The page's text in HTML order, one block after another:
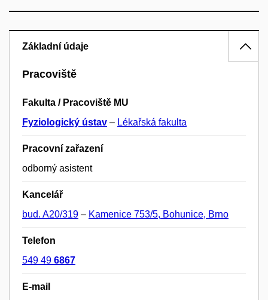
Základní údaje
Pracoviště
Fakulta / Pracoviště MU
Fyziologický ústav – Lékařská fakulta
Pracovní zařazení
odborný asistent
Kancelář
bud. A20/319 – Kamenice 753/5, Bohunice, Brno
Telefon
549 49 6867
E-mail